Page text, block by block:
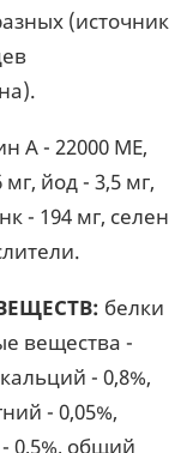
(источник
A - 22000 ME,
йод - 3,5 мг,
- 194 мг, сeлeн
белки
вещества -
- 0,8%,
- 0,05%,
0,5%, общий